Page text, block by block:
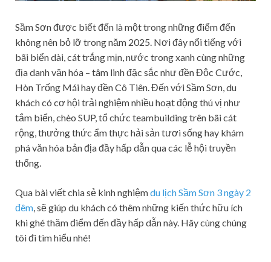
Sầm Sơn được biết đến là một trong những điểm đến
không nên bỏ lỡ trong năm 2025. Nơi đây nổi tiếng với
bãi biển dài, cát trắng mịn, nước trong xanh cùng những
địa danh văn hóa – tâm linh đặc sắc như đền Độc Cước,
Hòn Trống Mái hay đền Cô Tiên.Đến với Sầm Sơn, du
khách có cơ hội trải nghiệm nhiều hoạt động thú vị như
tắm biển, chèo SUP, tổ chức teambuilding trên bãi cát
rộng, thưởng thức ẩm thực hải sản tươi sống hay khám
phá văn hóa bản địa đầy hấp dẫn qua các lễ hội truyền
thống.
Qua bài viết chia sẻ kinh nghiệmdu lịch Sầm Sơn 3 ngày 2
đêm, sẽ giúp du khách có thêm những kiến thức hữu ích
khi ghé thăm điểm đến đầy hấp dẫn này. Hãy cùng chúng
tôi đi tìm hiểu nhé!